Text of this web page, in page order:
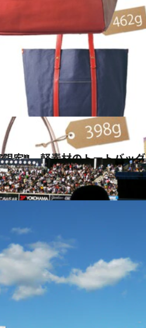
限定!! 軽素材のトートバッグ
イル